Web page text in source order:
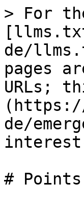
> For
de/
pages
URLs;
de/
#